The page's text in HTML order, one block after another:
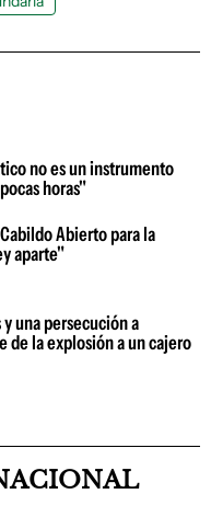
no es un instrumento
horas"
Abierto para la
aparte"
una persecución a
de la explosión a un cajero